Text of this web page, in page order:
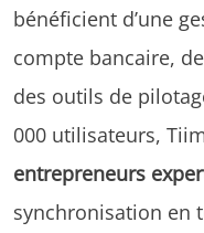
bénéficient d’une
compte bancaire,
des outils de
000 utilisateurs,
entrepreneurs
synchronisation en